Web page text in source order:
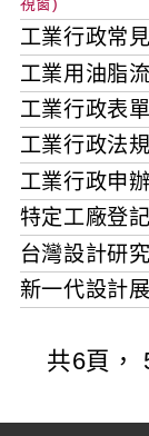
工業行政常
工業用油脂
工業行政表
工業行政法
工業行政申
特定工廠登
台灣設計研
新一代設計展
共6頁，